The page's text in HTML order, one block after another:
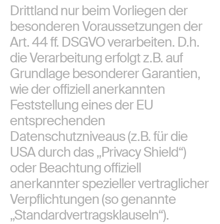
Drittland nur beim Vorliegen der
besonderen Voraussetzungen der
Art. 44 ff. DSGVO verarbeiten. D.h.
die Verarbeitung erfolgt z.B. auf
Grundlage besonderer Garantien,
wie der offiziell anerkannten
Feststellung eines der EU
entsprechenden
Datenschutzniveaus (z.B. für die
USA durch das „Privacy Shield“)
oder Beachtung offiziell
anerkannter spezieller vertraglicher
Verpflichtungen (so genannte
„Standardvertragsklauseln“).